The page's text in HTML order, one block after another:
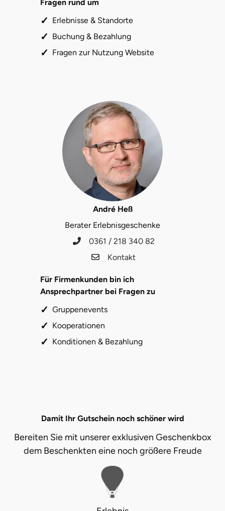
Fragen rund um
Erlebnisse & Standorte
Buchung & Bezahlung
Fragen zur Nutzung Website
André Heß
Berater Erlebnisgeschenke
0361 / 218 340 82
Kontakt
Für Firmenkunden bin ich
Ansprechpartner bei Fragen zu
Gruppenevents
Kooperationen
Konditionen & Bezahlung
Damit Ihr Gutschein noch schöner wird
Bereiten Sie mit unserer exklusiven Geschenkbox
dem Beschenkten eine noch größere Freude
Hamburg
Homburg
Horb am Neckar
Ibbenbüren
Jerichower Land
Kamp-Lintfort